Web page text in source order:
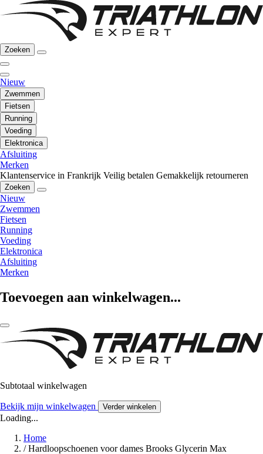
Zoeken
Nieuw
Zwemmen
Fietsen
Running
Voeding
Elektronica
Afsluiting
Merken
Klantenservice in Frankrijk Veilig betalen Gemakkelijk retourneren
Zoeken
Nieuw
Zwemmen
Fietsen
Running
Voeding
Elektronica
Afsluiting
Merken
Toevoegen aan winkelwagen...
Subtotaal winkelwagen
Bekijk mijn winkelwagen Verder winkelen
Loading...
Home
/ Hardloopschoenen voor dames Brooks Glycerin Max